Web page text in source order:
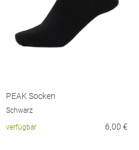
PEAK Socken
Schwarz
verfügbar
6,00 €